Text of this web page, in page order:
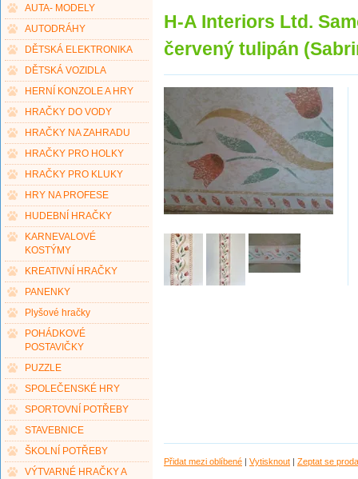
AUTA- MODELY
AUTODRÁHY
DĚTSKÁ ELEKTRONIKA
DĚTSKÁ VOZIDLA
HERNÍ KONZOLE A HRY
HRAČKY DO VODY
HRAČKY NA ZAHRADU
HRAČKY PRO HOLKY
HRAČKY PRO KLUKY
HRY NA PROFESE
HUDEBNÍ HRAČKY
KARNEVALOVÉ
KOSTÝMY
KREATIVNÍ HRAČKY
PANENKY
Plyšové hračky
POHÁDKOVÉ
POSTAVIČKY
PUZZLE
SPOLEČENSKÉ HRY
SPORTOVNÍ POTŘEBY
STAVEBNICE
ŠKOLNÍ POTŘEBY
VÝTVARNÉ HRAČKY A
H-A Interiors Ltd.
červený tulipán
Přidat mezi oblíbené | Vytisknout | Zeptat se